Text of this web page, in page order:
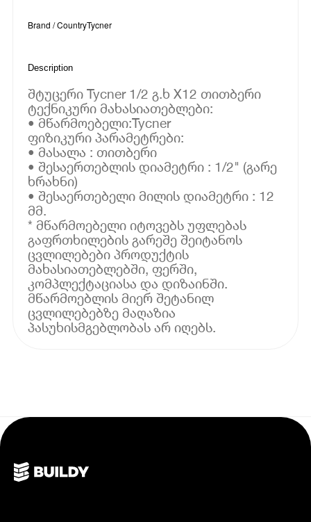
Brand / CountryTycner
Description
შტუცერი Tycner 1/2 გ.ხ X12 თითბერი
ტექნიკური მახასიათებლები:
• მწარმოებელი:Tycner
ფიზიკური პარამეტრები:
• მასალა : თითბერი
• შესაერთებლის დიამეტრი : 1/2" (გარე
ხრახნი)
• შესაერთებელი მილის დიამეტრი : 12
მმ.
* მწარმოებელი იტოვებს უფლებას
გაფრთხილების გარეშე შეიტანოს
ცვლილებები პროდუქტის
მახასიათებლებში, ფერში,
კომპლექტაციასა და დიზაინში.
მწარმოებლის მიერ შეტანილ
ცვლილებებზე მაღაზია
პასუხისმგებლობას არ იღებს.